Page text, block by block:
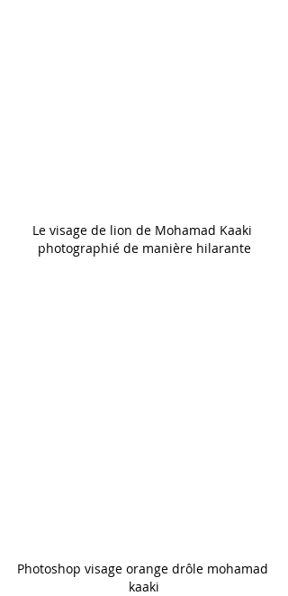
Le visage de lion de Mohamad Kaaki
photographié de manière hilarante
Photoshop visage orange drôle mohamad
kaaki